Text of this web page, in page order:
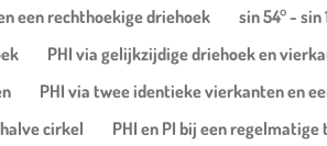
een rechthoekige driehoek
sin 54° - sin
PHI via gelijkzijdige driehoek en
PHI via twee identieke vierkanten en
cirkel
PHI en PI bij een regelmatige